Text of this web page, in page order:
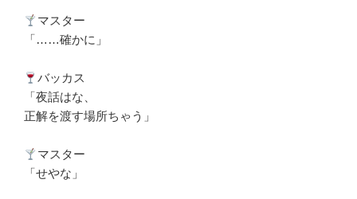
マスター
「……確かに」
バッカス
「夜話はな、
正解を渡す場所ちゃう」
マスター
「せやな」